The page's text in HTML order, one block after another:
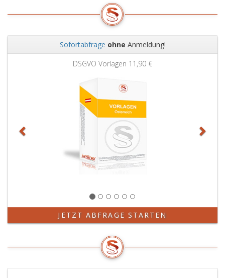
Sofortabfrage ohne Anmeldung!
DSGVO Vorlagen 11,90 €
JETZT ABFRAGE STARTEN